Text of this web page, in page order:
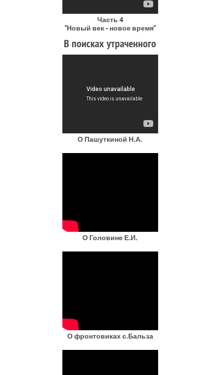
Часть 4
"Новый век - новое время"
В поисках утраченного
О Пашуткиной Н.А.
О Головине Е.И.
О фронтовиках с.Бальза